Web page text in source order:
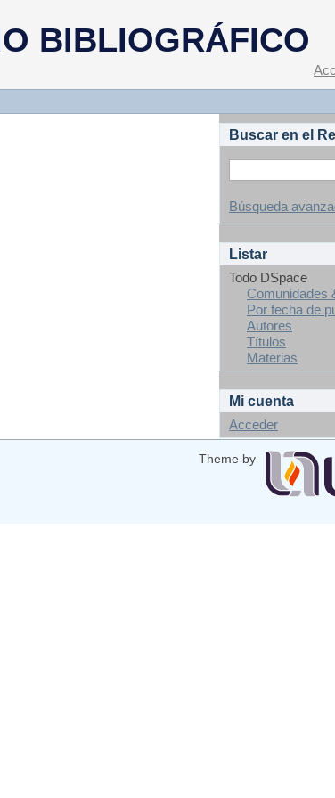
BIBLIOGRÁFICO
Buscar en el
Búsqueda
Listar
Todo DSpace
Comunidades
Por fecha de
Autores
Títulos
Materias
Mi cuenta
Acceder
Theme by